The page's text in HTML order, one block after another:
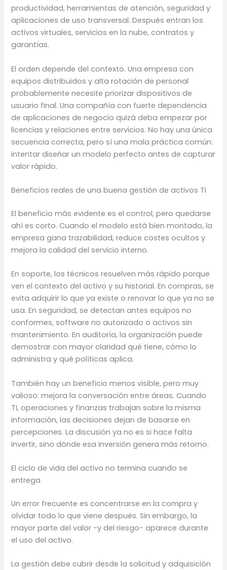
productividad, herramientas de atención, seguridad y
aplicaciones de uso transversal. Después entran los
activos virtuales, servicios en la nube, contratos y
garantías.
El orden depende del contexto. Una empresa con
equipos distribuidos y alta rotación de personal
probablemente necesite priorizar dispositivos de
usuario final. Una compañía con fuerte dependencia
de aplicaciones de negocio quizá deba empezar por
licencias y relaciones entre servicios. No hay una única
secuencia correcta, pero sí una mala práctica común:
intentar diseñar un modelo perfecto antes de capturar
valor rápido.
Beneficios reales de una buena gestión de activos TI
El beneficio más evidente es el control, pero quedarse
ahí es corto. Cuando el modelo está bien montado, la
empresa gana trazabilidad, reduce costes ocultos y
mejora la calidad del servicio interno.
En soporte, los técnicos resuelven más rápido porque
ven el contexto del activo y su historial. En compras, se
evita adquirir lo que ya existe o renovar lo que ya no se
usa. En seguridad, se detectan antes equipos no
conformes, software no autorizado o activos sin
mantenimiento. En auditoría, la organización puede
demostrar con mayor claridad qué tiene, cómo lo
administra y qué políticas aplica.
También hay un beneficio menos visible, pero muy
valioso: mejora la conversación entre áreas. Cuando
TI, operaciones y finanzas trabajan sobre la misma
información, las decisiones dejan de basarse en
percepciones. La discusión ya no es si hace falta
invertir, sino dónde esa inversión genera más retorno.
El ciclo de vida del activo no termina cuando se
entrega
Un error frecuente es concentrarse en la compra y
olvidar todo lo que viene después. Sin embargo, la
mayor parte del valor -y del riesgo- aparece durante
el uso del activo.
La gestión debe cubrir desde la solicitud y adquisición